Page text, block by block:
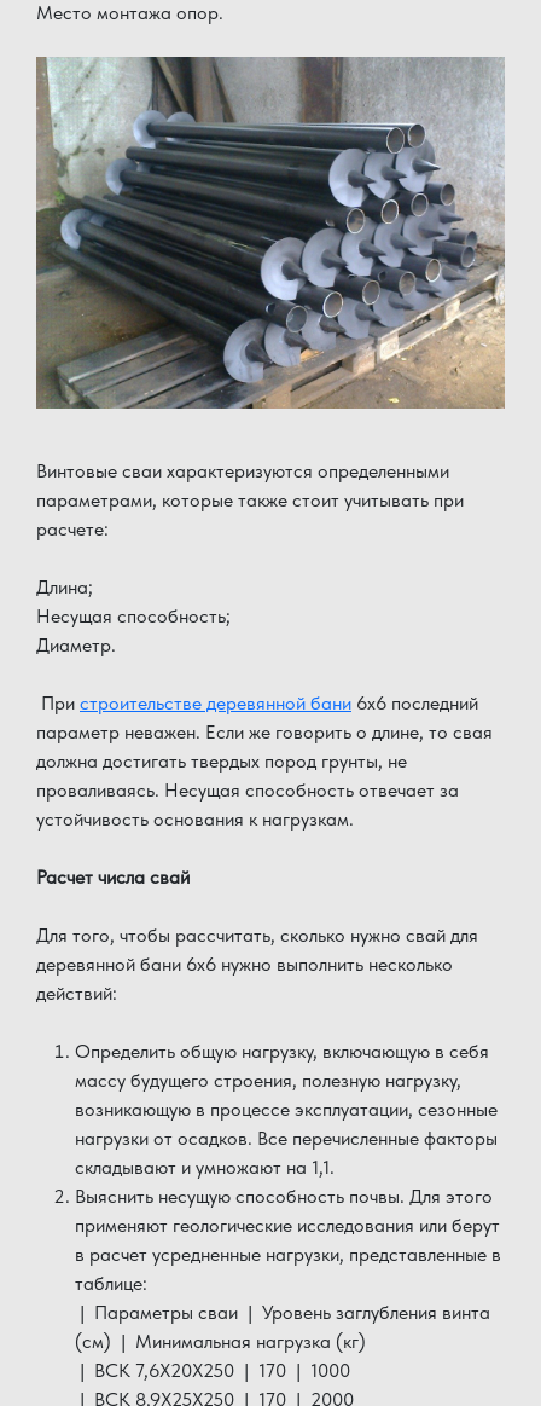
Место монтажа опор.
Винтовые сваи характеризуются определенными
параметрами, которые также стоит учитывать при
расчете:
Длина;
Несущая способность;
Диаметр.
При строительстве деревянной бани 6x6 последний
параметр неважен. Если же говорить о длине, то свая
должна достигать твердых пород грунты, не
проваливаясь. Несущая способность отвечает за
устойчивость основания к нагрузкам.
Расчет числа свай
Для того, чтобы рассчитать, сколько нужно свай для
деревянной бани 6x6 нужно выполнить несколько
действий:
Определить общую нагрузку, включающую в себя
массу будущего строения, полезную нагрузку,
возникающую в процессе эксплуатации, сезонные
нагрузки от осадков. Все перечисленные факторы
складывают и умножают на 1,1.
Выяснить несущую способность почвы. Для этого
применяют геологические исследования или берут
в расчет усредненные нагрузки, представленные в
таблице:
| Параметры сваи | Уровень заглубления винта
(см) | Минимальная нагрузка (кг)
| ВСК 7,6X20X250 | 170 | 1000
| ВСК 8,9X25X250 | 170 | 2000